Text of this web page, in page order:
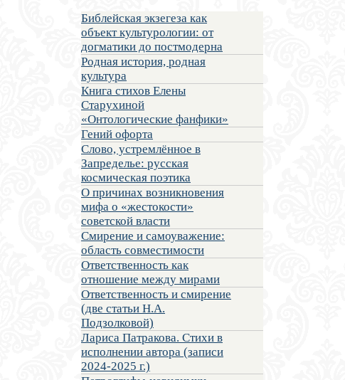
Библейская экзегеза как
объект культурологии: от
догматики до постмодерна
Родная история, родная
культура
Книга стихов Елены
Старухиной
«Онтологические фанфики»
Гений офорта
Слово, устремлённое в
Запределье: русская
космическая поэтика
О причинах возникновения
мифа о «жестокости»
советской власти
Смирение и самоуважение:
область совместимости
Ответственность как
отношение между мирами
Ответственность и смирение
(две статьи Н.А.
Подзолковой)
Лариса Патракова. Стихи в
исполнении автора (записи
2024-2025 г.)